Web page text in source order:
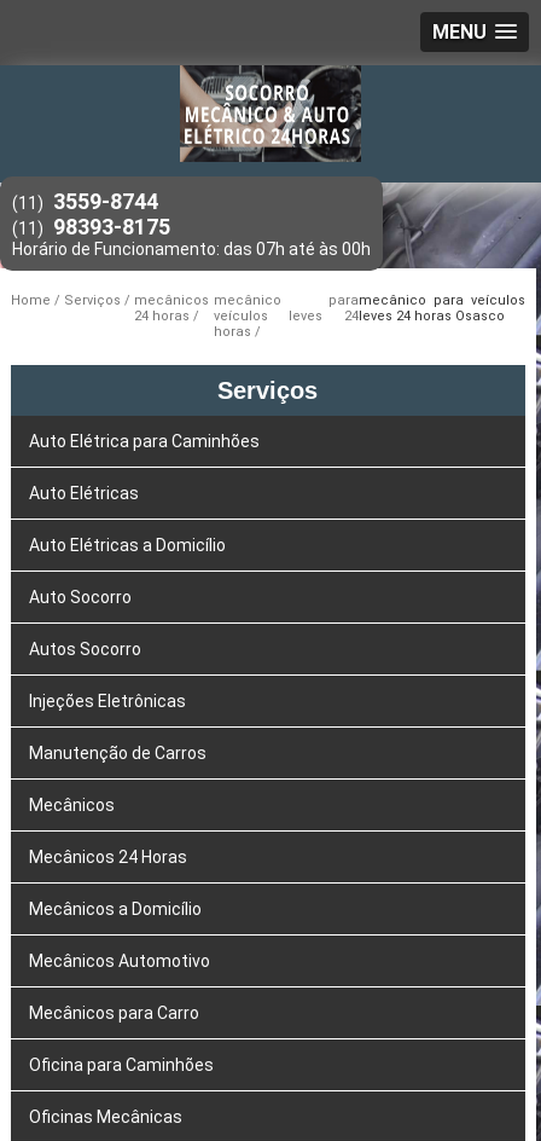
MENU
(11) 3559-8744
(11) 98393-8175
Home Serviços
mecânicos
24 horas
mecânico para
veículos leves 24
horas
mecânico para veículos
leves 24 horas Osasco
Serviços
Auto Elétrica para Caminhões
Auto Elétricas
Auto Elétricas a Domicílio
Auto Socorro
Autos Socorro
Injeções Eletrônicas
Manutenção de Carros
Mecânicos
Mecânicos 24 Horas
Mecânicos a Domicílio
Mecânicos Automotivo
Mecânicos para Carro
Oficina para Caminhões
Oficinas Mecânicas